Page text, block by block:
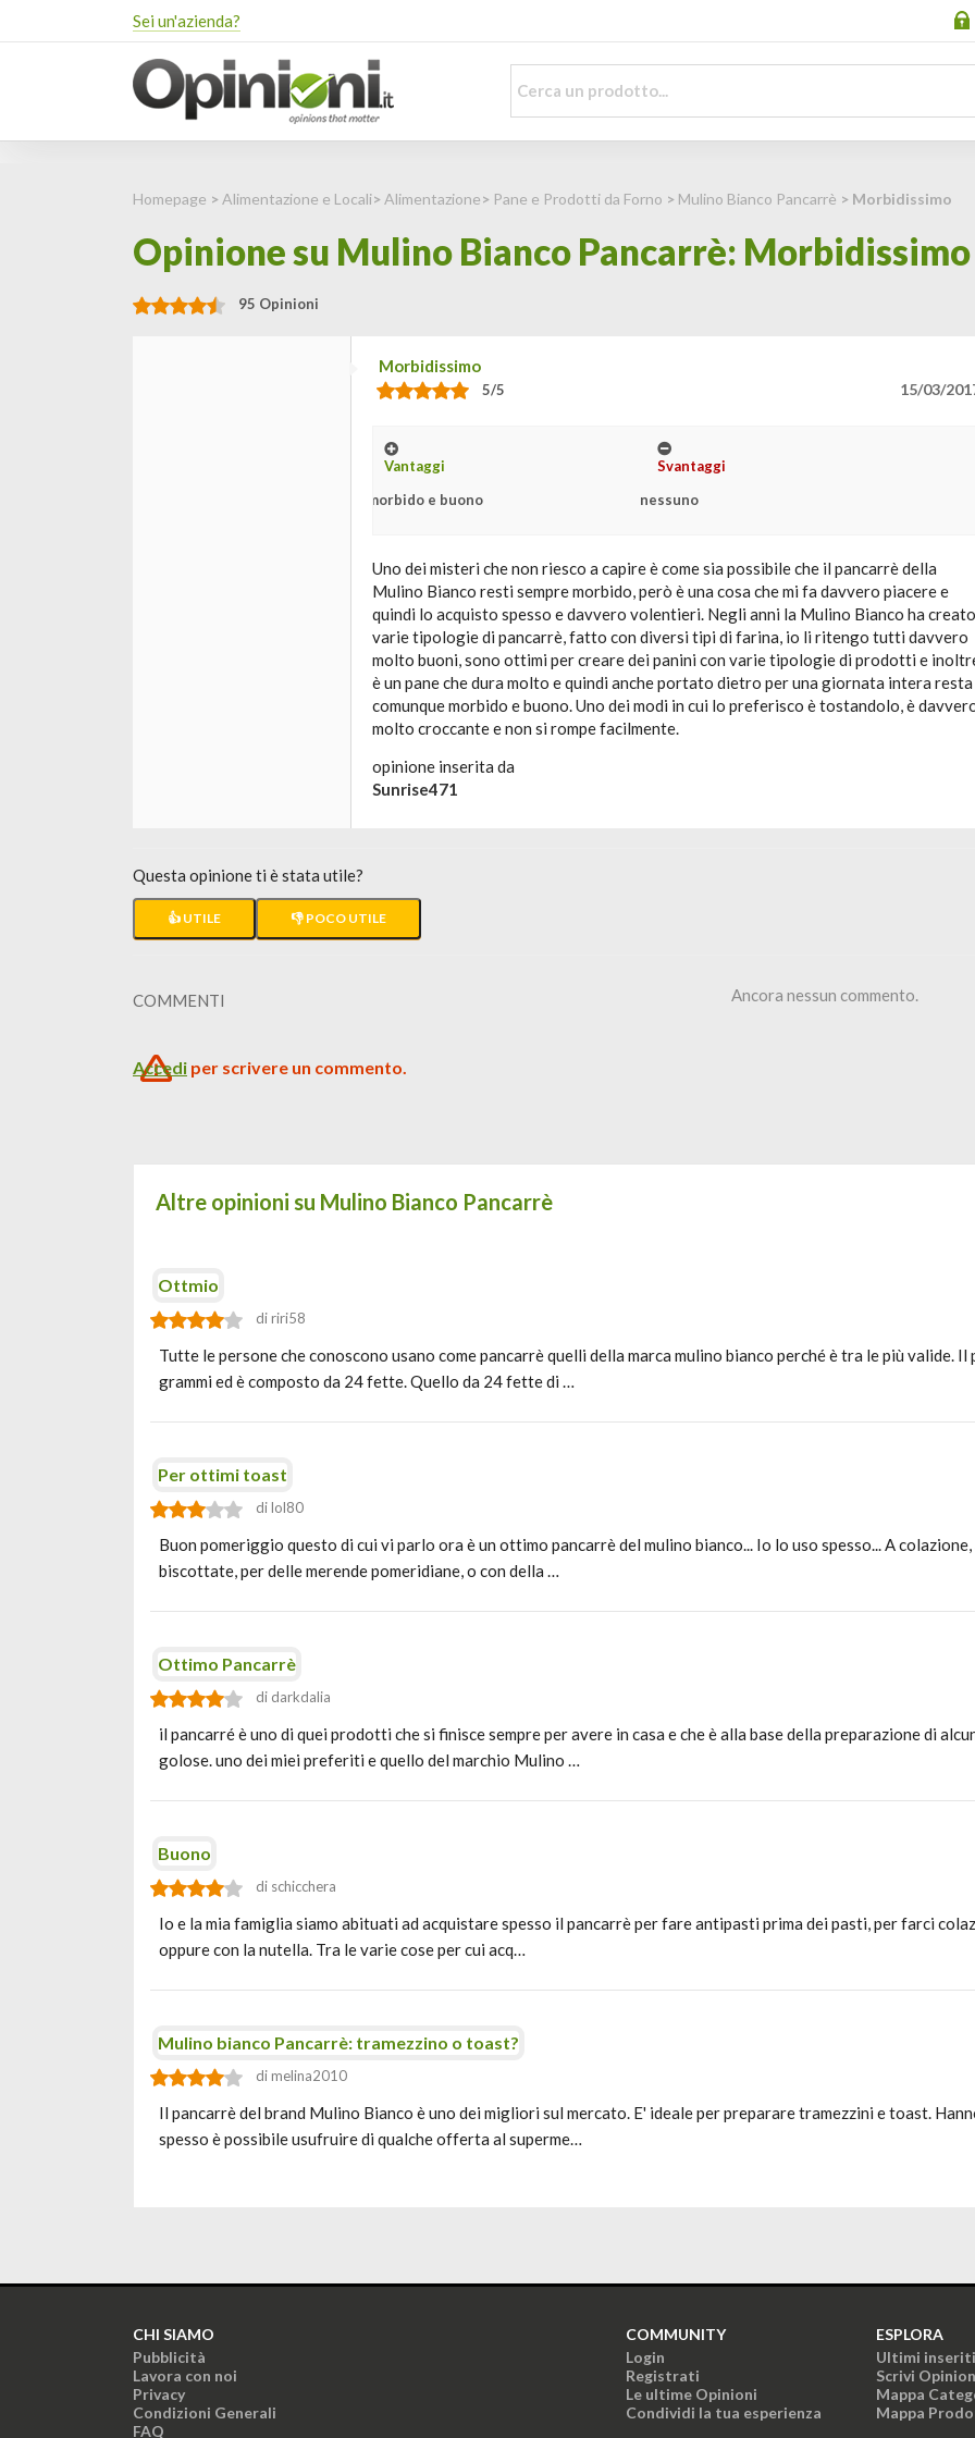
Sei un'azienda?
Homepage > Alimentazione e Locali> Alimentazione> Pane e Prodotti da Forno > Mulino Bianco Pancarrè > Morbidissimo
Opinione su Mulino Bianco Pancarrè: Morbidissimo
95 Opinioni
Morbidissimo
5/5 15/03/
Vantaggi
morbido e buono
Svantaggi
nessuno
Uno dei misteri che non riesco a capire è come sia possibile che il pancarrè della
Mulino Bianco resti sempre morbido, però è una cosa che mi fa davvero piacere e
quindi lo acquisto spesso e davvero volentieri. Negli anni la Mulino Bianco ha creato
varie tipologie di pancarrè, fatto con diversi tipi di farina, io li ritengo tutti davvero
molto buoni, sono ottimi per creare dei panini con varie tipologie di prodotti e
è un pane che dura molto e quindi anche portato dietro per una giornata intera resta
comunque morbido e buono. Uno dei modi in cui lo preferisco è tostandolo, è
molto croccante e non si rompe facilmente.
opinione inserita da
Sunrise471
Questa opinione ti è stata utile?
👍 UTILE 👎 POCO UTILE
COMMENTI Ancora nessun commento.
Accedi per scrivere un commento.
Altre opinioni su Mulino Bianco Pancarrè
Ottmio
di riri58
Tutte le persone che conoscono usano come pancarrè quelli della marca mulino bianco perché è tra le più valide. Il
grammi ed è composto da 24 fette. Quello da 24 fette di …
Per ottimi toast
di lol80
Buon pomeriggio questo di cui vi parlo ora è un ottimo pancarrè del mulino bianco... Io lo uso spesso... A
biscottate, per delle merende pomeridiane, o con della …
Ottimo Pancarrè
di darkdalia
il pancarré è uno di quei prodotti che si finisce sempre per avere in casa e che è alla base della preparazione di
golose. uno dei miei preferiti e quello del marchio Mulino …
Buono
di schicchera
Io e la mia famiglia siamo abituati ad acquistare spesso il pancarrè per fare antipasti prima dei pasti, per farci
oppure con la nutella. Tra le varie cose per cui acq…
Mulino bianco Pancarrè: tramezzino o toast?
di melina2010
Il pancarrè del brand Mulino Bianco è uno dei migliori sul mercato. E' ideale per preparare tramezzini e toast.
spesso è possibile usufruire di qualche offerta al superme…
CHI SIAMO
Pubblicità
Lavora con noi
Privacy
Condizioni Generali
FAQ
COMMUNITY
Login
Registrati
Le ultime Opinioni
Condividi la tua esperienza
ESPLORA
Ultimi inseriti
Scrivi
Mappa
Mappa